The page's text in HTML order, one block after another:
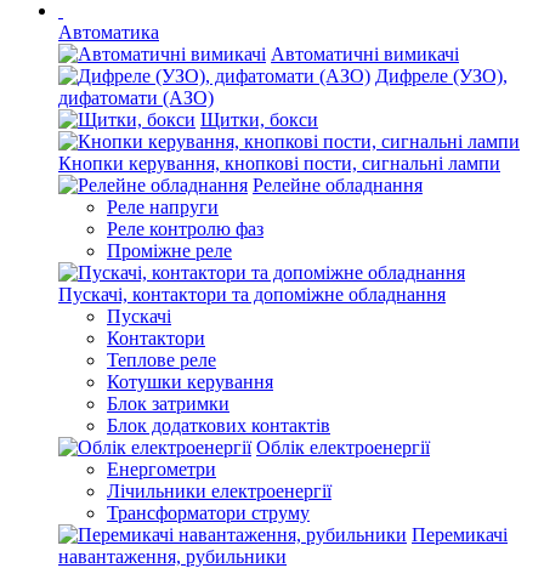
Автоматика
Автоматичні вимикачі
Дифреле (УЗО),
дифатомати (АЗО)
Щитки, бокси
Кнопки керування, кнопкові пости, сигнальні лампи
Релейне обладнання
Реле напруги
Реле контролю фаз
Проміжне реле
Пускачі, контактори та допоміжне обладнання
Пускачі
Контактори
Теплове реле
Котушки керування
Блок затримки
Блок додаткових контактів
Облік електроенергії
Енергометри
Лічильники електроенергії
Трансформатори струму
Перемикачі
навантаження, рубильники